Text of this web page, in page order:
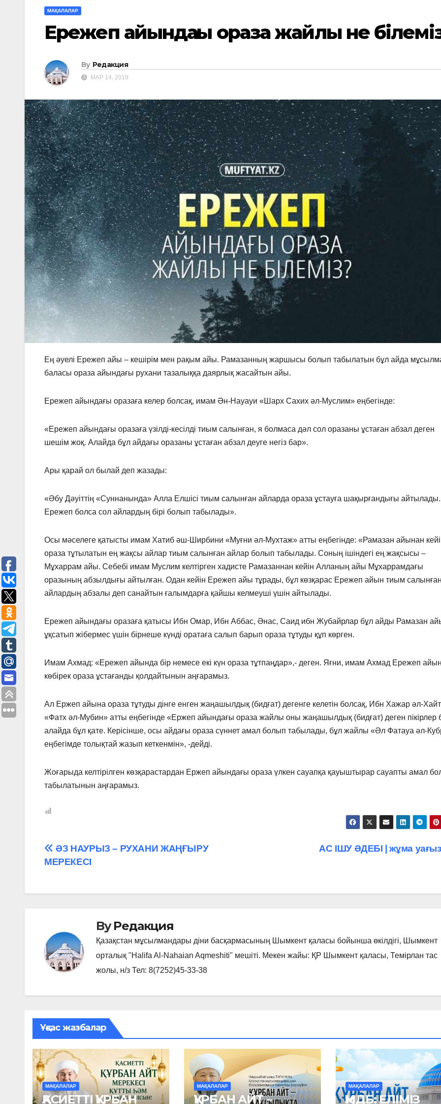
МАҚАЛАЛАР
Ережеп айындағы ораза жайлы не
By Редакция
МАР 14, 2019
Ең әуелі Ережеп айы – кешірім мен рақым айы. Рамазанның жаршысы болып табылатын бұл айда
баласы ораза айындағы рухани тазалыққа даярлық жасайтын айы.
Ережеп айындағы оразаға келер болсақ, имам Ән-Науауи «Шарх Сахих әл-Муслим» еңбегінде:
«Ережеп айындағы оразаға үзілді-кесілді тиым салынған, я болмаса дәл сол оразаны ұстаған абзал деген
шешім жоқ. Алайда бұл айдағы оразаны ұстаған абзал деуге негіз бар».
Ары қарай ол былай деп жазады:
«Әбу Дәуіттің «Суннанында» Алла Елшісі тиым салынған айларда ораза ұстауға шақырғандығы
Ережеп болса сол айлардың бірі болып табылады».
Осы мәселеге қатысты имам Хатиб әш-Ширбини «Муғни әл-Мухтаж» атты еңбегінде: «Рамазан айынан
ораза тұтылатын ең жақсы айлар тиым салынған айлар болып табылады. Соның ішіндегі ең жақсысы –
Мұхаррам айы. Себебі имам Муслим келтірген хадисте Рамазаннан кейін Алланың айы Мұхаррамдағы
оразының абзылдығы айтылған. Одан кейін Ережеп айы тұрады, бұл көзқарас Ережеп айын тиым
айлардың абзалы деп санайтын ғалымдарға қайшы келмеуші үшін айтылады.
Ережеп айындағы оразаға қатысы Ибн Омар, Ибн Аббас, Әнас, Саид ибн Жубайрлар бұл айды Рамазан
ұқсатып жібермес үшін бірнеше күнді оратаға салып барып ораза тұтуды құп көрген.
Имам Ахмад: «Ережеп айында бір немесе екі күн ораза тұтпаңдар»,- деген. Яғни, имам Ахмад Ережеп
көбірек ораза ұстағанды қолдайтынын аңғарамыз.
Ал Ержеп айына ораза тұтуды дінге енген жаңашылдық (бидғат) дегенге келетін болсақ, Ибн Хажар әл-
«Фатх әл-Мубин» атты еңбегінде «Ержеп айындағы ораза жайлы оны жаңашылдық (бидғат) деген пікірлер
алайда бұл қате. Керісінше, осы айдағы ораза сүннет амал болып табылады, бұл жайлы «Әл Фатауа әл-
еңбегімде толықтай жазып кеткенмін», -дейді.
Жоғарыда келтірілген көзқарастардан Ержеп айындағы ораза үлкен сауапқа қауыштырар сауапты амал
табылатынын аңғарамыз.
Навигация
записям
АС ІШУ ӘДЕБІ | жұма
ӘЗ НАУРЫЗ – РУХАНИ ЖАҢҒЫРУ
МЕРЕКЕСI
ByРедакция
Қазақстан мұсылмандары діни басқармасының Шымкент қаласы бойынша өкілдігі, Шымкент
орталық "Halifa Al-Nahaian Aqmeshiti" мешіті. Мекен жайы: ҚР Шымкент қаласы, Темірлан тас
жолы, н/з Тел: 8(7252)45-33-38
Ұқсас жазбалар
МАҚАЛАЛАР
ҚАСИЕТТІ ҚҰРБАН
МАҚАЛАЛАР
ҚҰРБАН АЙТ –
МАҚАЛАЛАР
ҚМДБ: ЕЛІМІЗ